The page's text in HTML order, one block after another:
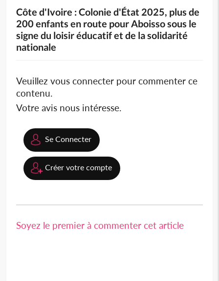
Côte d'Ivoire : Colonie d'État 2025, plus de
200 enfants en route pour Aboisso sous le
signe du loisir éducatif et de la solidarité
nationale
Veuillez vous connecter pour commenter ce
contenu.
Votre avis nous intéresse.
Se Connecter
Créer votre compte
Soyez le premier à commenter cet article